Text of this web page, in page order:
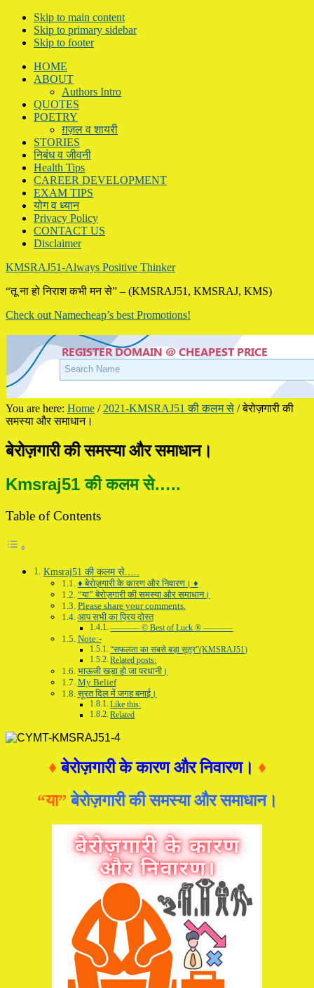
Skip to main content
Skip to primary sidebar
Skip to footer
HOME
ABOUT
Authors Intro
QUOTES
POETRY
ग़ज़ल व शायरी
STORIES
निबंध व जीवनी
Health Tips
CAREER DEVELOPMENT
EXAM TIPS
योग व ध्यान
Privacy Policy
CONTACT US
Disclaimer
KMSRAJ51-Always Positive Thinker
“तू ना हो निराश कभी मन से” – (KMSRAJ51, KMSRAJ, KMS)
Check out Namecheap’s best Promotions!
You are here: Home / 2021-KMSRAJ51 की कलम से /बेरोज़गारी की
समस्या और समाधान।
बेरोज़गारी की समस्या और समाधान।
Kmsraj51 की कलम से…..
Table of Contents
Kmsraj51 की कलम से…..
♦ बेरोज़गारी के कारण और निवारण। ♦
“या” बेरोज़गारी की समस्या और समाधान।
Please share your comments.
आप सभी का प्रिय दोस्त
———– © Best of Luck ® ———–
Note:-
“सफलता का सबसे बड़ा सूत्र”(KMSRAJ51)
Related posts:
भाऊजी खड़ा हो जा परधानी।
My Belief
सूरत दिल में जगह बनाई।
Like this:
Related
♦ बेरोज़गारी के कारण और निवारण। ♦
“या”बेरोज़गारी की समस्या और समाधान।